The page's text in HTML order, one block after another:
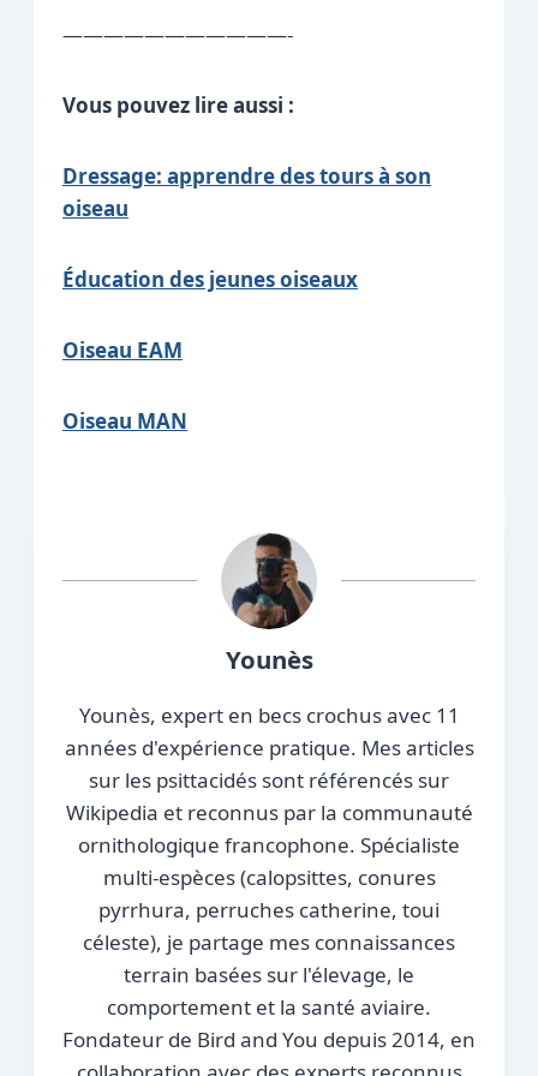
———————————-
Vous pouvez lire aussi :
Dressage: apprendre des tours à son
oiseau
Éducation des jeunes oiseaux
Oiseau EAM
Oiseau MAN
Younès
Younès, expert en becs crochus avec 11
années d'expérience pratique. Mes articles
sur les psittacidés sont référencés sur
Wikipedia et reconnus par la communauté
ornithologique francophone. Spécialiste
multi-espèces (calopsittes, conures
pyrrhura, perruches catherine, toui
céleste), je partage mes connaissances
terrain basées sur l'élevage, le
comportement et la santé aviaire.
Fondateur de Bird and You depuis 2014, en